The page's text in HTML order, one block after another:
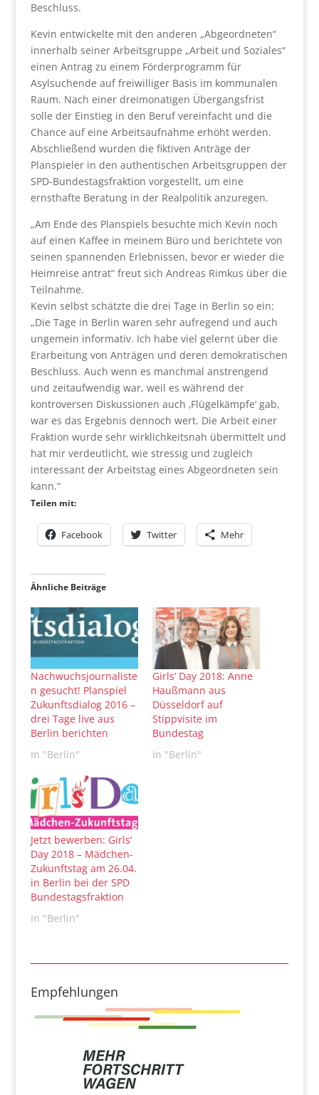
Beschluss.
Kevin entwickelte mit den anderen „Abgeordneten“
innerhalb seiner Arbeitsgruppe „Arbeit und Soziales“
einen Antrag zu einem Förderprogramm für
Asylsuchende auf freiwilliger Basis im kommunalen
Raum. Nach einer dreimonatigen Übergangsfrist
solle der Einstieg in den Beruf vereinfacht und die
Chance auf eine Arbeitsaufnahme erhöht werden.
Abschließend wurden die fiktiven Anträge der
Planspieler in den authentischen Arbeitsgruppen der
SPD-Bundestagsfraktion vorgestellt, um eine
ernsthafte Beratung in der Realpolitik anzuregen.
„Am Ende des Planspiels besuchte mich Kevin noch
auf einen Kaffee in meinem Büro und berichtete von
seinen spannenden Erlebnissen, bevor er wieder die
Heimreise antrat“ freut sich Andreas Rimkus über die
Teilnahme.
Kevin selbst schätzte die drei Tage in Berlin so ein:
„Die Tage in Berlin waren sehr aufregend und auch
ungemein informativ. Ich habe viel gelernt über die
Erarbeitung von Anträgen und deren demokratischen
Beschluss. Auch wenn es manchmal anstrengend
und zeitaufwendig war, weil es während der
kontroversen Diskussionen auch ‚Flügelkämpfe‘ gab,
war es das Ergebnis dennoch wert. Die Arbeit einer
Fraktion wurde sehr wirklichkeitsnah übermittelt und
hat mir verdeutlicht, wie stressig und zugleich
interessant der Arbeitstag eines Abgeordneten sein
kann.“
Teilen mit:
Facebook Twitter Mehr
Ähnliche Beiträge
Nachwuchsjournaliste
n gesucht! Planspiel
Zukunftsdialog 2016 –
drei Tage live aus
Berlin berichten
In "Berlin"
Girls‘ Day 2018: Anne
Haußmann aus
Düsseldorf auf
Stippvisite im
Bundestag
In "Berlin"
Jetzt bewerben: Girls‘
Day 2018 – Mädchen-
Zukunftstag am 26.04.
in Berlin bei der SPD
Bundestagsfraktion
In "Berlin"
Empfehlungen